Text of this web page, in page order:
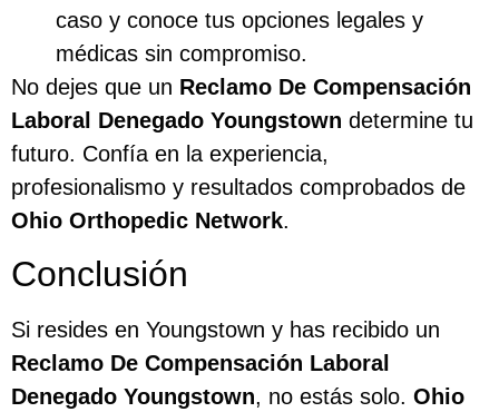
caso y conoce tus opciones legales y
médicas sin compromiso.
No dejes que un Reclamo De Compensación
Laboral Denegado Youngstown determine tu
futuro. Confía en la experiencia,
profesionalismo y resultados comprobados de
Ohio Orthopedic Network.
Conclusión
Si resides en Youngstown y has recibido un
Reclamo De Compensación Laboral
Denegado Youngstown, no estás solo. Ohio